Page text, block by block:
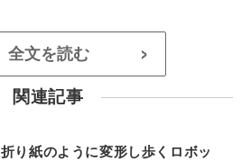
全文を読む >
関連記事
折り紙のように変形し歩くロボッ